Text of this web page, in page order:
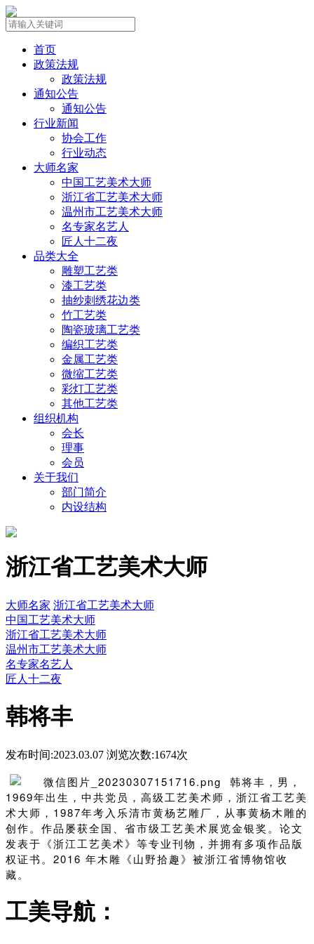
首页
政策法规
政策法规
通知公告
通知公告
行业新闻
协会工作
行业动态
大师名家
中国工艺美术大师
浙江省工艺美术大师
温州市工艺美术大师
名专家名艺人
匠人十二夜
品类大全
雕塑工艺类
漆工艺类
抽纱刺绣花边类
竹工艺类
陶瓷玻璃工艺类
编织工艺类
金属工艺类
微缩工艺类
彩灯工艺类
其他工艺类
组织机构
会长
理事
会员
关于我们
部门简介
内设结构
浙江省工艺美术大师
大师名家 浙江省工艺美术大师
中国工艺美术大师
浙江省工艺美术大师
温州市工艺美术大师
名专家名艺人
匠人十二夜
韩将丰
发布时间:2023.03.07 浏览次数:1674次
韩将丰，男，
1969年出生，中共党员，高级工艺美术师， 浙江省工艺美
术大师， 1987年考入乐清市黄杨艺雕厂，从事黄杨木雕的
创作。作品屡获全国、省市级工艺美术展览金银奖。论文
发表于《浙江工艺美术》等专业刊物，并拥有多项作品版
权证书。2016 年木雕《山野拾趣》被浙江省博物馆收
藏。
工美导航：